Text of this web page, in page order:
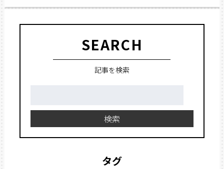
SEARCH
記事を検索
検索
タグ